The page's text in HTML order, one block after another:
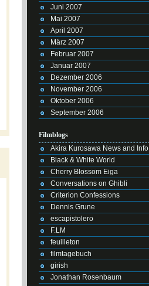
Juni 2007
Mai 2007
April 2007
März 2007
Februar 2007
Januar 2007
Dezember 2006
November 2006
Oktober 2006
September 2006
Filmblogs
Akira Kurosawa News and Info
Black & White World
Cherry Blossom Eiga
Conversations on Ghibli
Criterion Confessions
Dennis Grune
escapistolero
F.LM
feuilleton
filmtagebuch
girish
Jonathan Rosenbaum